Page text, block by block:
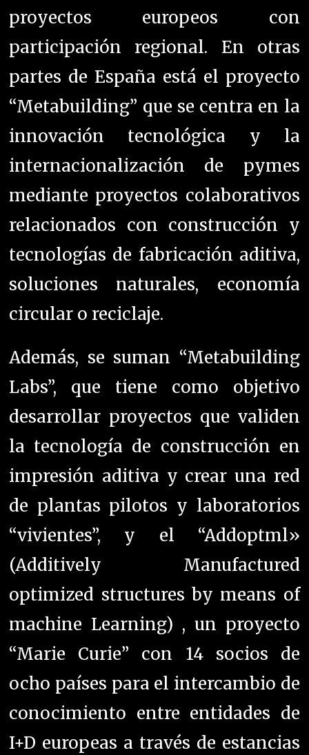
proyectos europeos con
participación regional. En otras
partes de España está el proyecto
“Metabuilding” que se centra en la
innovación tecnológica y la
internacionalización de pymes
mediante proyectos colaborativos
relacionados con construcción y
tecnologías de fabricación aditiva,
soluciones naturales, economía
circular o reciclaje.
Además, se suman “Metabuilding
Labs”, que tiene como objetivo
desarrollar proyectos que validen
la tecnología de construcción en
impresión aditiva y crear una red
de plantas pilotos y laboratorios
“vivientes”, y el “Addoptml»
(Additively Manufactured
optimized structures by means of
machine Learning) , un proyecto
“Marie Curie” con 14 socios de
ocho países para el intercambio de
conocimiento entre entidades de
I+D europeas a través de estancias